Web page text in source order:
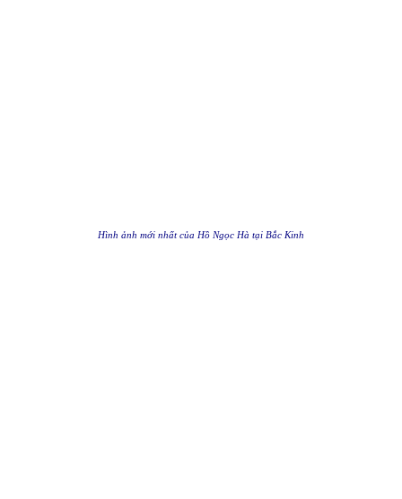
Hình ảnh mới nhất của Hồ Ngọc Hà tại Bắc Kinh